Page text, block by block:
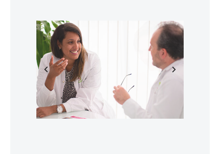
Previous